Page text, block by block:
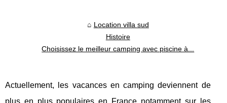
Location villa sud
Histoire
Choisissez le meilleur camping avec piscine à...
Actuellement, les vacances en camping deviennent de
plus en plus populaires en France notamment sur les